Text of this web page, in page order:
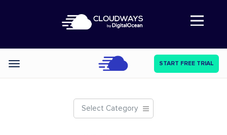
Abre a navegação
Categories START FREE TRIAL
Select Category